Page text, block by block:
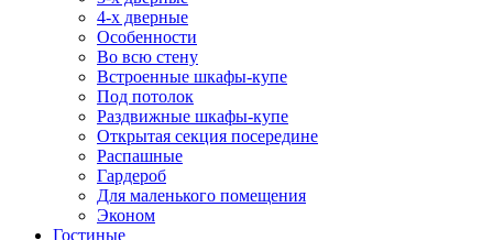
4-х дверные
Особенности
Во всю стену
Встроенные шкафы-купе
Под потолок
Раздвижные шкафы-купе
Открытая секция посередине
Распашные
Гардероб
Для маленького помещения
Эконом
Гостиные